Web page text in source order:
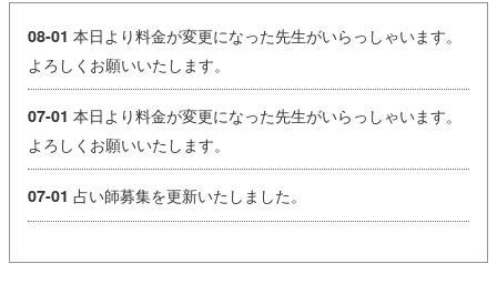
08-01 本日より料金が変更になった先生がいらっしゃいます。
よろしくお願いいたします。
07-01 本日より料金が変更になった先生がいらっしゃいます。
よろしくお願いいたします。
07-01 占い師募集を更新いたしました。